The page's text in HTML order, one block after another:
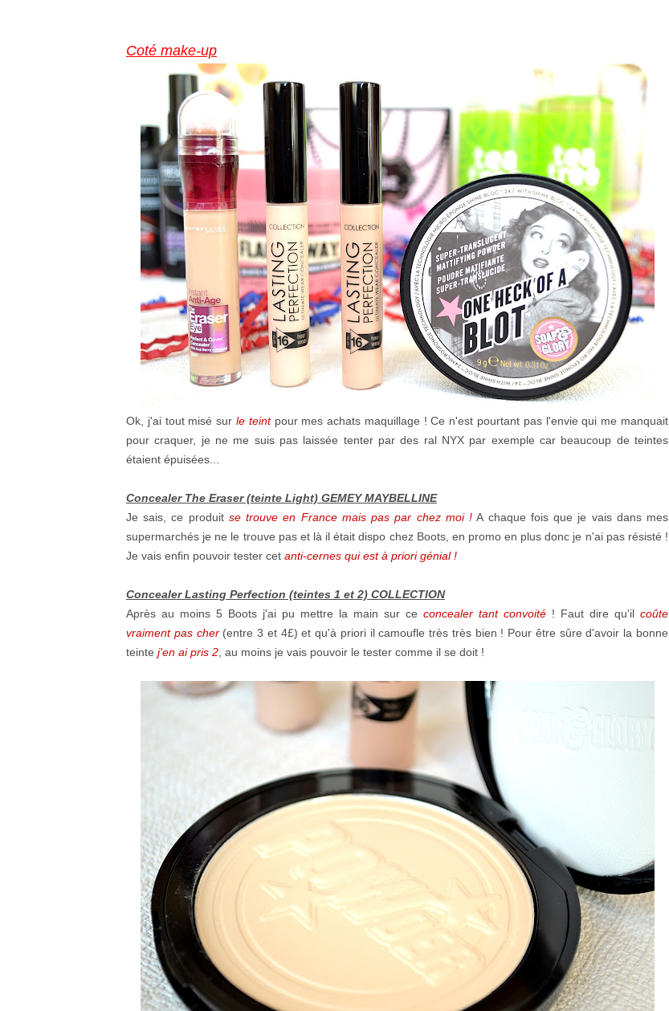
Coté make-up
Ok, j'ai tout misé sur le teintpour mes achats maquillage ! Ce n'est pourtant pas l'envie qui me manquait
pour craquer, je ne me suis pas laissée tenter par des ral NYX par exemple car beaucoup de teintes
étaient épuisées...
Concealer The Eraser (teinte Light) GEMEY MAYBELLINE
Je sais, ce produit se trouve en France mais pas par chez moi ! A chaque fois que je vais dans mes
supermarchés je ne le trouve pas et là il était dispo chez Boots, en promo en plus donc je n'ai pas résisté !
Je vais enfin pouvoir tester cet anti-cernes qui est à priori génial !
Concealer Lasting Perfection (teintes 1 et 2) COLLECTION
Après au moins 5 Boots j'ai pu mettre la main sur ce concealer tant convoité ! Faut dire qu'il coûte
vraiment pas cher(entre 3 et 4£) et qu'à priori il camoufle très très bien ! Pour être sûre d'avoir la bonne
teinte j'en ai pris 2 , au moins je vais pouvoir le tester comme il se doit !